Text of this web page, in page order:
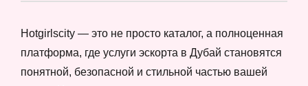
Hotgirlscity — это не просто каталог, а полноценная
платформа, где услуги эскорта в Дубай становятся
понятной, безопасной и стильной частью вашей